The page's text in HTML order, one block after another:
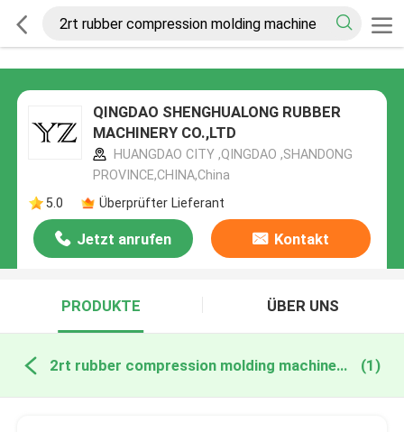
QINGDAO SHENGHUALONG RUBBER
MACHINERY CO.,LTD
HUANGDAO CITY ,QINGDAO ,SHANDONG
PROVINCE,CHINA,China
5.0
Überprüfter Lieferant
Jetzt anrufen Kontakt
PRODUKTE ÜBER UNS
2rt rubber compression molding machine online manufacture (1)